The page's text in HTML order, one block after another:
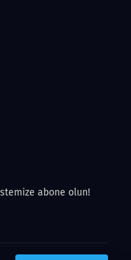
abone olun!